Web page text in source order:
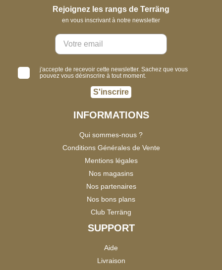
Rejoignez les rangs de Terräng
en vous inscrivant à notre newsletter
j'accepte de recevoir cette newsletter. Sachez que vous
pouvez vous désinscrire à tout moment.
S'inscrire
INFORMATIONS
Qui sommes-nous ?
Conditions Générales de Vente
Mentions légales
Nos magasins
Nos partenaires
Nos bons plans
Club Terräng
SUPPORT
Aide
Livraison